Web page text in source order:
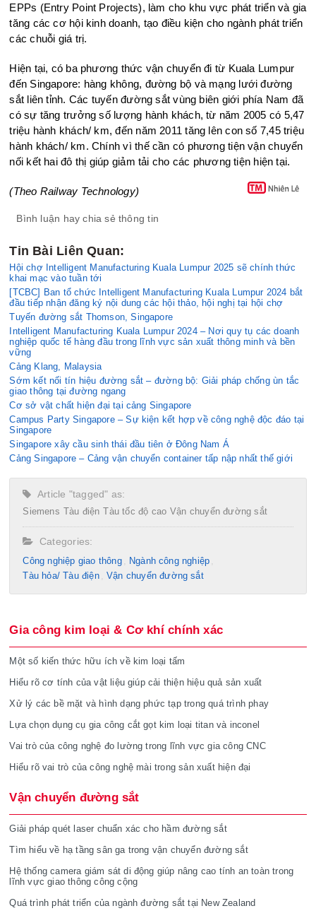
EPPs (Entry Point Projects), làm cho khu vực phát triển và gia
tăng các cơ hội kinh doanh, tạo điều kiện cho ngành phát triển
các chuỗi giá trị.
Hiện tại, có ba phương thức vận chuyển đi từ Kuala Lumpur
đến Singapore: hàng không, đường bộ và mạng lưới đường
sắt liên tỉnh. Các tuyến đường sắt vùng biên giới phía Nam đã
có sự tăng trưởng số lượng hành khách, từ năm 2005 có 5,47
triệu hành khách/ km, đến năm 2011 tăng lên con số 7,45 triệu
hành khách/ km. Chính vì thế cần có phương tiện vận chuyển
nối kết hai đô thị giúp giảm tải cho các phương tiện hiện tại.
(Theo Railway Technology)
Bình luận hay chia sẻ thông tin
Tin Bài Liên Quan:
Hội chợ Intelligent Manufacturing Kuala Lumpur 2025 sẽ chính thức
khai mạc vào tuần tới
[TCBC] Ban tổ chức Intelligent Manufacturing Kuala Lumpur 2024 bắt
đầu tiếp nhận đăng ký nội dung các hội thảo, hội nghị tại hội chợ
Tuyến đường sắt Thomson, Singapore
Intelligent Manufacturing Kuala Lumpur 2024 – Nơi quy tụ các doanh
nghiệp quốc tế hàng đầu trong lĩnh vực sản xuất thông minh và bền
vững
Cảng Klang, Malaysia
Sớm kết nối tín hiệu đường sắt – đường bộ: Giải pháp chống ùn tắc
giao thông tại đường ngang
Cơ sở vật chất hiện đại tại cảng Singapore
Campus Party Singapore – Sự kiện kết hợp về công nghệ độc đáo tại
Singapore
Singapore xây cầu sinh thái đầu tiên ở Đông Nam Á
Cảng Singapore – Cảng vận chuyển container tấp nập nhất thế giới
Article "tagged" as:
Siemens Tàu điện Tàu tốc độ cao Vận chuyển đường sắt
Categories:
Công nghiệp giao thông
Ngành công nghiệp
Tàu hỏa/ Tàu điện
Vận chuyển đường sắt
Gia công kim loại & Cơ khí chính xác
Một số kiến thức hữu ích về kim loại tấm
Hiểu rõ cơ tính của vật liệu giúp cải thiện hiệu quả sản xuất
Xử lý các bề mặt và hình dạng phức tạp trong quá trình phay
Lựa chọn dụng cụ gia công cắt gọt kim loại titan và inconel
Vai trò của công nghệ đo lường trong lĩnh vực gia công CNC
Hiểu rõ vai trò của công nghệ mài trong sản xuất hiện đại
Vận chuyển đường sắt
Giải pháp quét laser chuẩn xác cho hầm đường sắt
Tìm hiểu về hạ tầng sân ga trong vận chuyển đường sắt
Hệ thống camera giám sát di động giúp nâng cao tính an toàn trong
lĩnh vực giao thông công cộng
Quá trình phát triển của ngành đường sắt tại New Zealand